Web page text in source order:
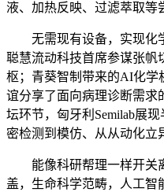
液、加热反映、过滤萃取等
无需现有设备，实现化学
聪慧流动科技首席参谋张帆
枢；青葵智制带来的AI化学
谊分享了面向病理诊断需求
坛环节，匈牙利Semilab展
密检测到模仿、从从动化立
能像科研帮理一样开关
盖，生命科学范畴，人工智